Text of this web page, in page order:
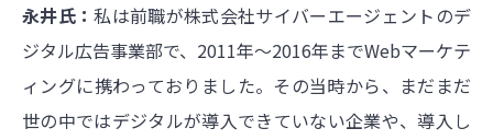
永井氏：私は前職が株式会社サイバーエージェントのデ
ジタル広告事業部で、2011年～2016年までWebマーケテ
ィングに携わっておりました。その当時から、まだまだ
世の中ではデジタルが導入できていない企業や、導入し